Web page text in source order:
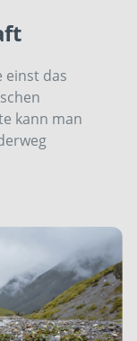
einst das
kann man